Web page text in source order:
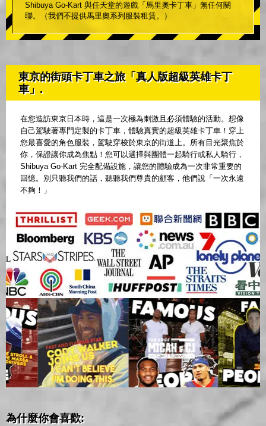
Shibuya Go-Kart 與任天堂的遊戲「馬里奧卡丁車」無任何關
聯。（我們不提供馬里奧系列服裝租賃。）
東京的街頭卡丁車之旅「真人版超級英雄卡丁
車」.
在您造訪東京日本時，這是一次極為刺激且必須體驗的活動。想像
自己駕駛著專門定製的卡丁車，體驗真實的超級英雄卡丁車！穿上
您最喜愛的角色服裝，駕駛穿梭於東京的街道上。所有目光聚焦於
你，保證讓你成為焦點！您可以選擇與團體一起騎行或私人騎行，
Shibuya Go-Kart 完全配備設施，讓您的體驗成為一次非常重要的
回憶。別只聽我們的話，聽聽我們尊貴的顧客，他們說「一次永遠
不夠！」
為什麼你會喜歡: